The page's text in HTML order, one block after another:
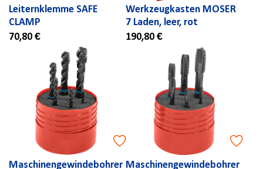
Leiternklemme SAFE
CLAMP
70,80 €
Werkzeugkasten MOSER
7 Laden, leer, rot
190,80 €
Maschinengewindebohrer Maschinengewindebohrer